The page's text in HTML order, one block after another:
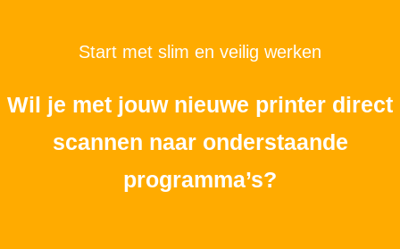
Start met slim en veilig werken
Wil je met jouw nieuwe printer direct
scannen naar onderstaande
programma’s?